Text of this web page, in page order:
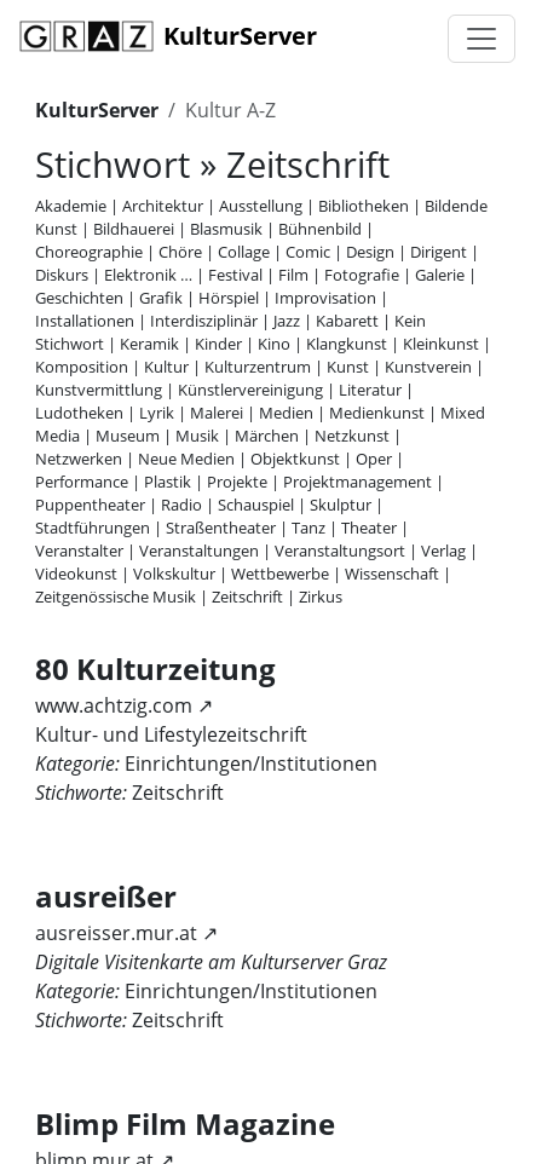
KulturServer
KulturServer Kultur A-Z
Stichwort » Zeitschrift
Akademie |Architektur |Ausstellung | Bibliotheken | Bildende
Kunst | Bildhauerei | Blasmusik | Bühnenbild |
Choreographie |Chöre |Collage |Comic | Design | Dirigent |
Diskurs | Elektronik … | Festival | Film | Fotografie |Galerie |
Geschichten |Grafik | Hörspiel | Improvisation |
Installationen | Interdisziplinär | Jazz | Kabarett | Kein
Stichwort | Keramik | Kinder | Kino | Klangkunst | Kleinkunst |
Komposition | Kultur | Kulturzentrum | Kunst | Kunstverein |
Kunstvermittlung | Künstlervereinigung | Literatur |
Ludotheken | Lyrik | Malerei | Medien | Medienkunst | Mixed
Media | Museum | Musik | Märchen | Netzkunst |
Netzwerken | Neue Medien |Objektkunst |Oper |
Performance | Plastik | Projekte | Projektmanagement |
Puppentheater | Radio |Schauspiel |Skulptur |
Stadtführungen |Straßentheater |Tanz |Theater |
Veranstalter |Veranstaltungen |Veranstaltungsort |Verlag |
Videokunst |Volkskultur |Wettbewerbe |Wissenschaft |
Zeitgenössische Musik |Zeitschrift |Zirkus
80 Kulturzeitung
www.achtzig.com ↗
Kultur- und Lifestylezeitschrift
Kategorie: Einrichtungen/Institutionen
Stichworte:Zeitschrift
ausreißer
ausreisser.mur.at ↗
Digitale Visitenkarte am Kulturserver Graz
Kategorie: Einrichtungen/Institutionen
Stichworte:Zeitschrift
Blimp Film Magazine